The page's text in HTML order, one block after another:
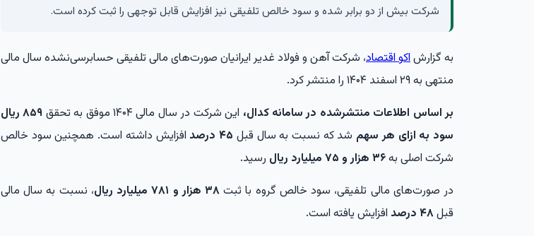
شرکت بیش از دو برابر شده و سود خالص تلفیقی نیز افزایش قابل توجهی را ثبت کرده است.
به گزارشاکو اقتصاد، شرکت آهن و فولاد غدیر ایرانیان صورت‌های مالی تلفیقی حسابرسی‌نشده سال مالی
منتهی به ۲۹ اسفند ۱۴۰۴ را منتشر کرد.
بر اساس اطلاعات منتشرشده در سامانه کدال، این شرکت در سال مالی ۱۴۰۴ موفق به تحقق
۸۵۹ ریال
سود به ازای هر سهم شد که نسبت به سال قبل ۴۵ درصد
افزایش داشته است. همچنین سود خالص
شرکت اصلی به۳۶ هزار و ۷۵ میلیارد ریال
رسید.
در صورت‌های مالی تلفیقی، سود خالص گروه با ثبت ۳۸ هزار و ۷۸۱ میلیارد ریال
، نسبت به سال مالی
قبل۴۸ درصد
افزایش یافته است.